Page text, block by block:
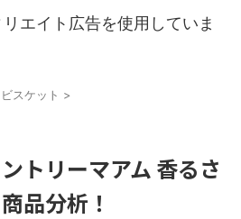
エイト広告を使用していま
スケット >
トリーマアム 香るさ
品分析！